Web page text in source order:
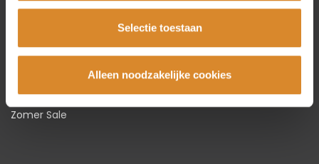
Selectie toestaan
Alleen noodzakelijke cookies
Bankstellen
Fauteuils
Stoelen
Karpetten
Zomer Sale